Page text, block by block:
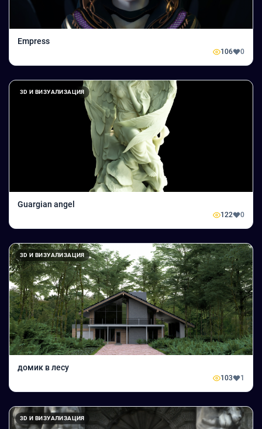
Empress
106 0
3D И ВИЗУАЛИЗАЦИЯ
Guargian angel
122 0
3D И ВИЗУАЛИЗАЦИЯ
домик в лесу
103 1
3D И ВИЗУАЛИЗАЦИЯ